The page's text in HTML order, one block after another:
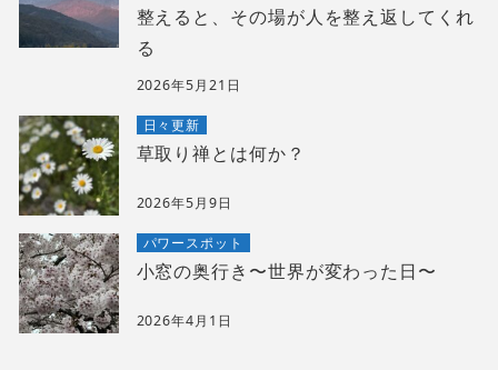
整えると、その場が人を整え返してくれ
る
2026年5月21日
日々更新
草取り禅とは何か？
2026年5月9日
パワースポット
小窓の奥行き〜世界が変わった日〜
2026年4月1日